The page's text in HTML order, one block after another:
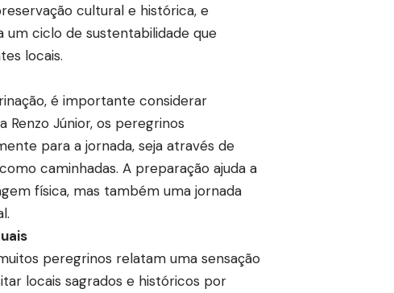
cultural e histórica, e
um ciclo de sustentabilidade que
locais.
é importante considerar
Júnior, os peregrinos
para a jornada, seja através de
caminhadas. A preparação ajuda a
física, mas também uma jornada
peregrinos relatam uma sensação
locais sagrados e históricos por